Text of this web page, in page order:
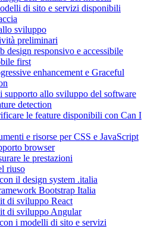
di sito e servizi disponibili
sviluppo
preliminari
design responsivo e accessibile
first
enhancement e Graceful
supporto allo sviluppo del software
detection
le feature disponibili con Can I
e risorse per CSS e JavaScript
browser
le prestazioni
riuso
il design system .italia
Bootstrap Italia
di sviluppo React
di sviluppo Angular
i modelli di sito e servizi